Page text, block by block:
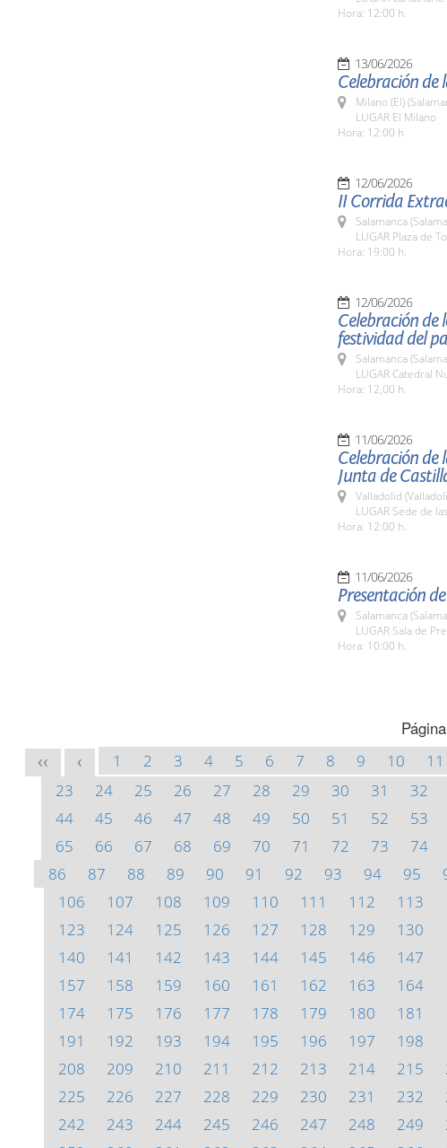
Hora: 12:00 h.
13/06/2026
Celebración de
Milano (El)
LUGAR El Milano
Hora: 12:00 h
12/06/2026
II Corrida
Salamanca
LUGAR Plaza de
Hora: 19:00 h.
12/06/2026
Celebración de
festividad del
Salamanca
LUGAR Catedral
Hora: 12,00 h.
11/06/2026
Celebración de
Junta de
Valladolid
LUGAR Sede de
Hora: 12:00 h.
11/06/2026
Presentación
Salamanca
LUGAR Sala de
Hora: 10:00 h.
Página
<< < 1 2 3 4 5 6 7 8 9 10 11
23
24 25 26 27 28 29 30 31 32
44
45 46 47 48 49 50 51 52 53
65
66 67 68 69 70 71 72 73 74
86
87 88 89 90 91 92 93 94 95
106
107 108 109 110 111 112 113
123
124 125 126 127 128 129 130
140
141 142 143 144 145 146 147
157
158 159 160 161 162 163 164
174
175 176 177 178 179 180 181
191
192 193 194 195 196 197 198
208
209 210 211 212 213 214 215
225
226 227 228 229 230 231 232
242
243 244 245 246 247 248 249